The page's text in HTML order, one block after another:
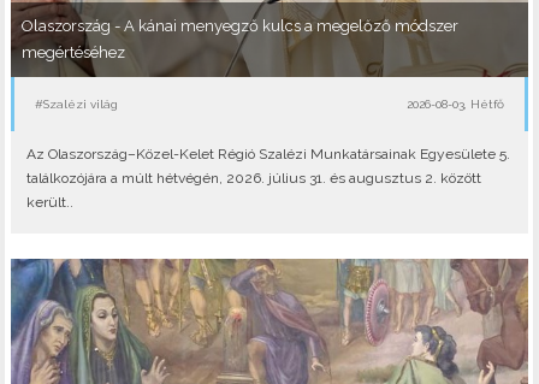
Olaszország - A kánai menyegző kulcs a megelőző módszer
megértéséhez
#Szalézi világ 2026-08-03, Hétfő
Az Olaszország–Közel-Kelet Régió Szalézi Munkatársainak Egyesülete 5.
találkozójára a múlt hétvégén, 2026. július 31. és augusztus 2. között
került..